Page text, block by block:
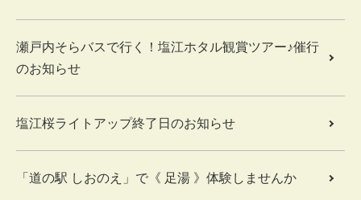
瀬戸内そらバスで行く！塩江ホタル観賞ツアー♪催行
のお知らせ
塩江桜ライトアップ終了日のお知らせ
「道の駅 しおのえ」で《 足湯 》体験しませんか